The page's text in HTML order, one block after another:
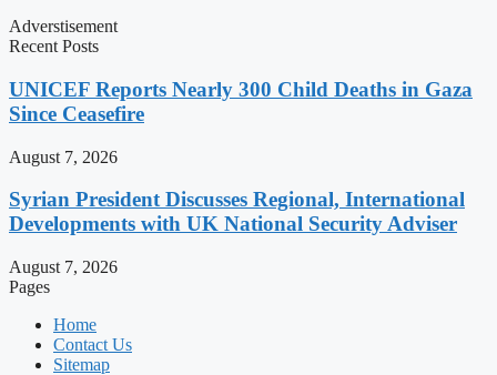
Adverstisement
Recent Posts
UNICEF Reports Nearly 300 Child Deaths in Gaza
Since Ceasefire
August 7, 2026
Syrian President Discusses Regional, International
Developments with UK National Security Adviser
August 7, 2026
Pages
Home
Contact Us
Sitemap